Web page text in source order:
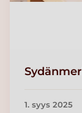
1. syys 2025